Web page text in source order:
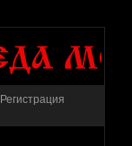
Регистрация